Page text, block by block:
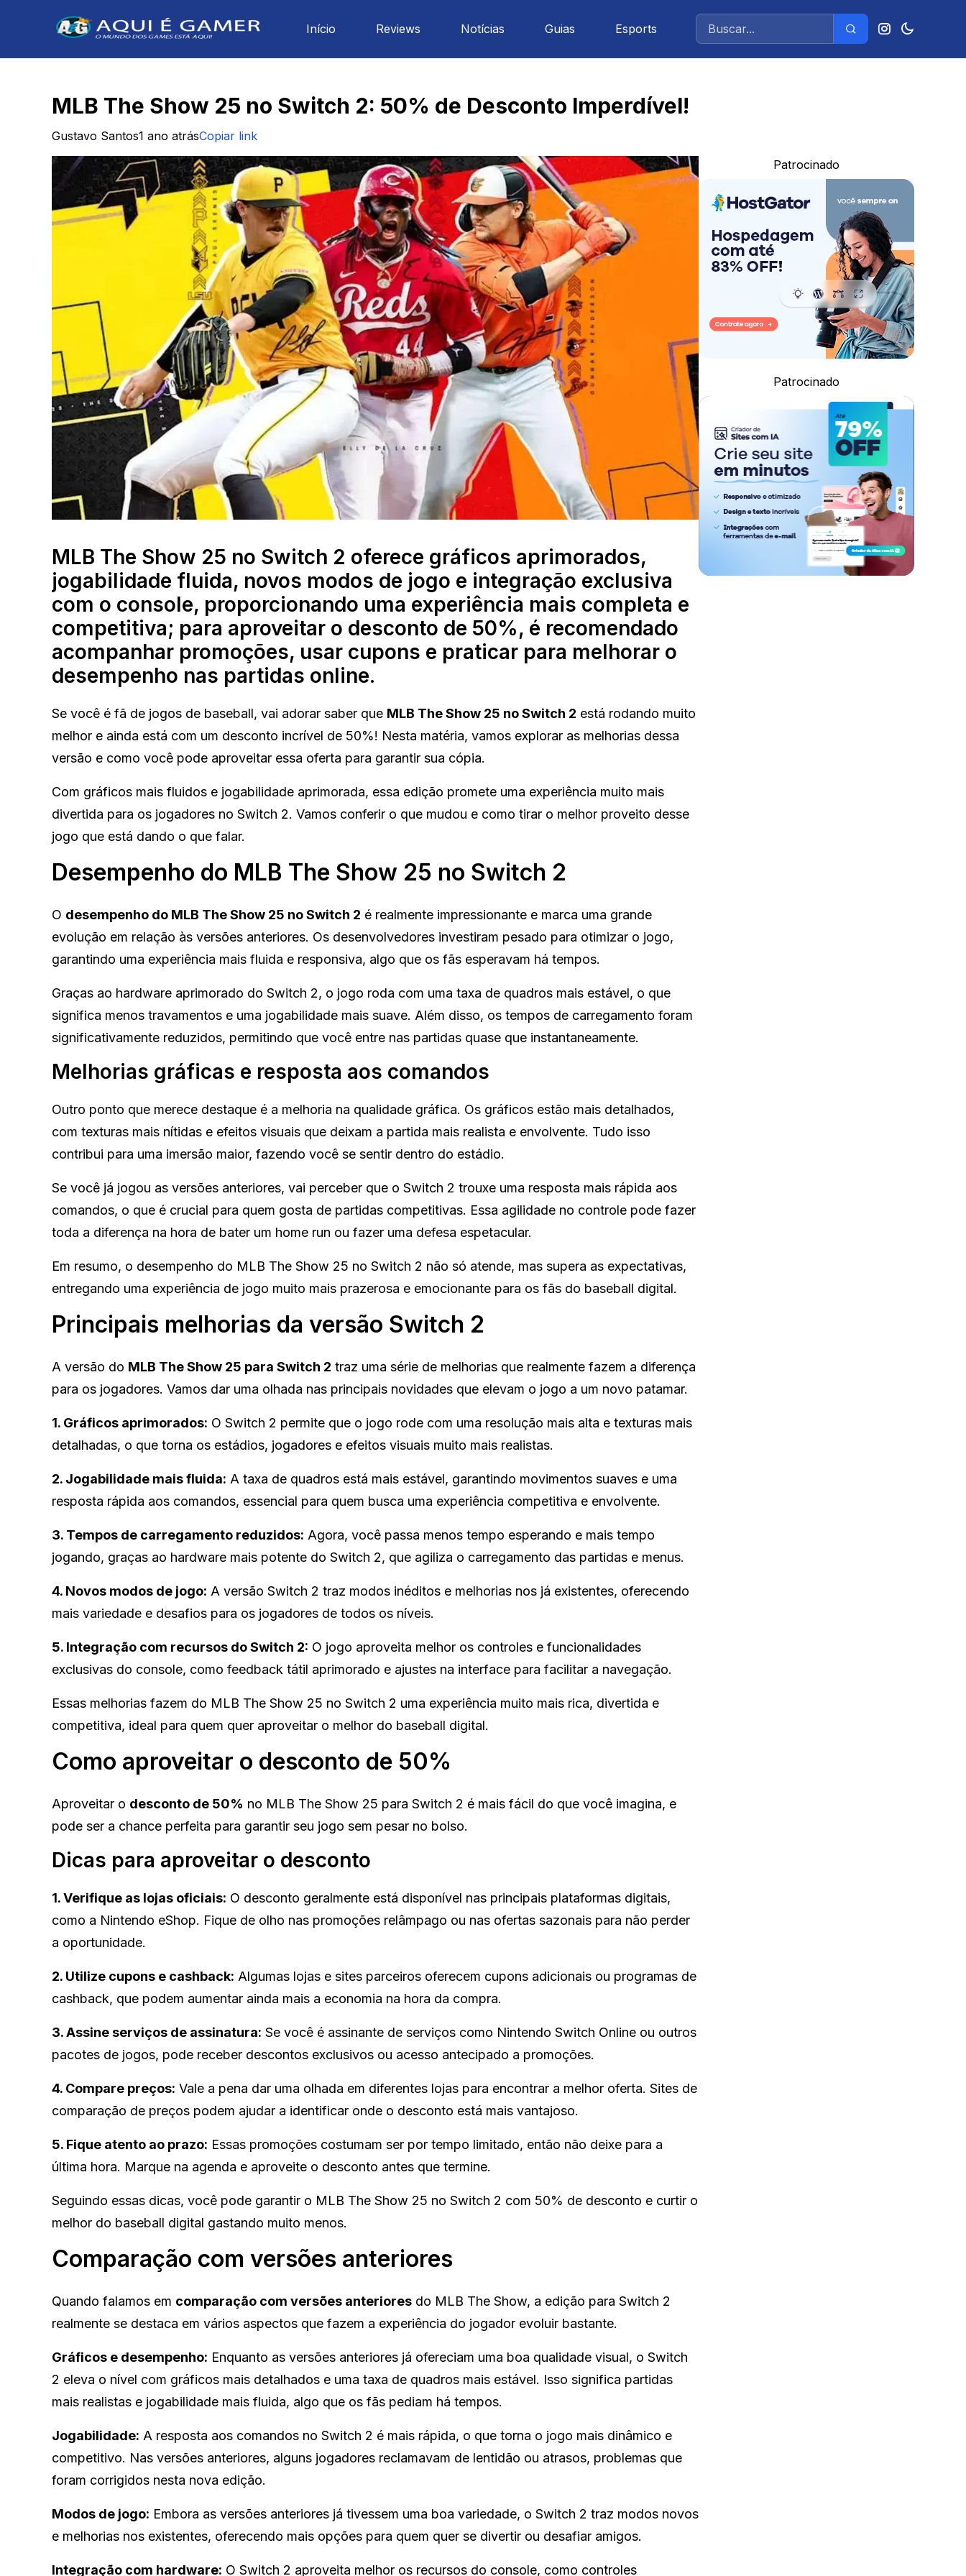
Início Reviews Notícias Guias Esports
MLB The Show 25 no Switch 2: 50% de Desconto Imperdível!
Gustavo Santos1 ano atrásCopiar link
MLB The Show 25 no Switch 2 oferece gráficos aprimorados,
jogabilidade fluida, novos modos de jogo e integração exclusiva
com o console, proporcionando uma experiência mais completa e
competitiva; para aproveitar o desconto de 50%, é recomendado
acompanhar promoções, usar cupons e praticar para melhorar o
desempenho nas partidas online.
Se você é fã de jogos de baseball, vai adorar saber que MLB The Show 25 no Switch 2 está rodando muito
melhor e ainda está com um desconto incrível de 50%! Nesta matéria, vamos explorar as melhorias dessa
versão e como você pode aproveitar essa oferta para garantir sua cópia.
Com gráficos mais fluidos e jogabilidade aprimorada, essa edição promete uma experiência muito mais
divertida para os jogadores no Switch 2. Vamos conferir o que mudou e como tirar o melhor proveito desse
jogo que está dando o que falar.
Desempenho do MLB The Show 25 no Switch 2
O desempenho do MLB The Show 25 no Switch 2 é realmente impressionante e marca uma grande
evolução em relação às versões anteriores. Os desenvolvedores investiram pesado para otimizar o jogo,
garantindo uma experiência mais fluida e responsiva, algo que os fãs esperavam há tempos.
Graças ao hardware aprimorado do Switch 2, o jogo roda com uma taxa de quadros mais estável, o que
significa menos travamentos e uma jogabilidade mais suave. Além disso, os tempos de carregamento foram
significativamente reduzidos, permitindo que você entre nas partidas quase que instantaneamente.
Melhorias gráficas e resposta aos comandos
Outro ponto que merece destaque é a melhoria na qualidade gráfica. Os gráficos estão mais detalhados,
com texturas mais nítidas e efeitos visuais que deixam a partida mais realista e envolvente. Tudo isso
contribui para uma imersão maior, fazendo você se sentir dentro do estádio.
Se você já jogou as versões anteriores, vai perceber que o Switch 2 trouxe uma resposta mais rápida aos
comandos, o que é crucial para quem gosta de partidas competitivas. Essa agilidade no controle pode fazer
toda a diferença na hora de bater um home run ou fazer uma defesa espetacular.
Em resumo, o desempenho do MLB The Show 25 no Switch 2 não só atende, mas supera as expectativas,
entregando uma experiência de jogo muito mais prazerosa e emocionante para os fãs do baseball digital.
Principais melhorias da versão Switch 2
A versão do MLB The Show 25 para Switch 2 traz uma série de melhorias que realmente fazem a diferença
para os jogadores. Vamos dar uma olhada nas principais novidades que elevam o jogo a um novo patamar.
1. Gráficos aprimorados: O Switch 2 permite que o jogo rode com uma resolução mais alta e texturas mais
detalhadas, o que torna os estádios, jogadores e efeitos visuais muito mais realistas.
2. Jogabilidade mais fluida: A taxa de quadros está mais estável, garantindo movimentos suaves e uma
resposta rápida aos comandos, essencial para quem busca uma experiência competitiva e envolvente.
3. Tempos de carregamento reduzidos: Agora, você passa menos tempo esperando e mais tempo
jogando, graças ao hardware mais potente do Switch 2, que agiliza o carregamento das partidas e menus.
4. Novos modos de jogo: A versão Switch 2 traz modos inéditos e melhorias nos já existentes, oferecendo
mais variedade e desafios para os jogadores de todos os níveis.
5. Integração com recursos do Switch 2: O jogo aproveita melhor os controles e funcionalidades
exclusivas do console, como feedback tátil aprimorado e ajustes na interface para facilitar a navegação.
Essas melhorias fazem do MLB The Show 25 no Switch 2 uma experiência muito mais rica, divertida e
competitiva, ideal para quem quer aproveitar o melhor do baseball digital.
Como aproveitar o desconto de 50%
Aproveitar o desconto de 50% no MLB The Show 25 para Switch 2 é mais fácil do que você imagina, e
pode ser a chance perfeita para garantir seu jogo sem pesar no bolso.
Dicas para aproveitar o desconto
1. Verifique as lojas oficiais: O desconto geralmente está disponível nas principais plataformas digitais,
como a Nintendo eShop. Fique de olho nas promoções relâmpago ou nas ofertas sazonais para não perder
a oportunidade.
2. Utilize cupons e cashback: Algumas lojas e sites parceiros oferecem cupons adicionais ou programas de
cashback, que podem aumentar ainda mais a economia na hora da compra.
3. Assine serviços de assinatura: Se você é assinante de serviços como Nintendo Switch Online ou outros
pacotes de jogos, pode receber descontos exclusivos ou acesso antecipado a promoções.
4. Compare preços: Vale a pena dar uma olhada em diferentes lojas para encontrar a melhor oferta. Sites de
comparação de preços podem ajudar a identificar onde o desconto está mais vantajoso.
5. Fique atento ao prazo: Essas promoções costumam ser por tempo limitado, então não deixe para a
última hora. Marque na agenda e aproveite o desconto antes que termine.
Seguindo essas dicas, você pode garantir o MLB The Show 25 no Switch 2 com 50% de desconto e curtir o
melhor do baseball digital gastando muito menos.
Comparação com versões anteriores
Quando falamos em comparação com versões anteriores do MLB The Show, a edição para Switch 2
realmente se destaca em vários aspectos que fazem a experiência do jogador evoluir bastante.
Gráficos e desempenho: Enquanto as versões anteriores já ofereciam uma boa qualidade visual, o Switch
2 eleva o nível com gráficos mais detalhados e uma taxa de quadros mais estável. Isso significa partidas
mais realistas e jogabilidade mais fluida, algo que os fãs pediam há tempos.
Jogabilidade: A resposta aos comandos no Switch 2 é mais rápida, o que torna o jogo mais dinâmico e
competitivo. Nas versões anteriores, alguns jogadores reclamavam de lentidão ou atrasos, problemas que
foram corrigidos nesta nova edição.
Modos de jogo: Embora as versões anteriores já tivessem uma boa variedade, o Switch 2 traz modos novos
e melhorias nos existentes, oferecendo mais opções para quem quer se divertir ou desafiar amigos.
Integração com hardware: O Switch 2 aproveita melhor os recursos do console, como controles
Patrocinado
Patrocinado